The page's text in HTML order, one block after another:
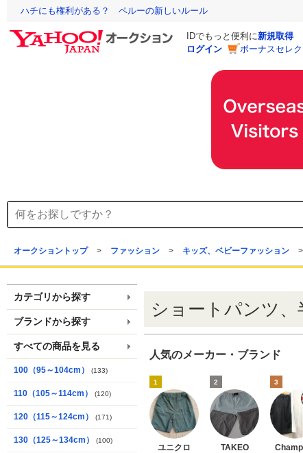
ハチにも権利がある？ ペルーの新しいルール
IDでもっと便利に新規取得
ログイン
ボーナスセレ
オークショントップ > ファッション > キッズ、ベビーファッション >
ショートパンツ、
人気のメーカー・ブランド
1
ユニクロ
2
TAKEO
3
カテゴリから探す
ブランドから探す
すべての商品を見る
100（95～104cm） (133)
110（105～114cm） (120)
120（115～124cm） (171)
130（125～134cm） (100)